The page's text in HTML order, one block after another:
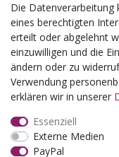
Die Datenverarbeitung
eines berechtigten
erteilt oder abgelehnt
einzuwilligen und die
ändern oder zu
Verwendung
erklären wir in unserer
Essenziell
Externe Medien
PayPal